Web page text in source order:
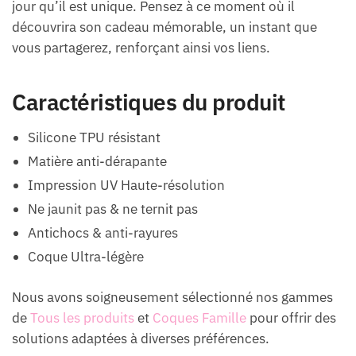
jour qu’il est unique. Pensez à ce moment où il
découvrira son cadeau mémorable, un instant que
vous partagerez, renforçant ainsi vos liens.
Caractéristiques du produit
Silicone TPU résistant
Matière anti-dérapante
Impression UV Haute-résolution
Ne jaunit pas & ne ternit pas
Antichocs & anti-rayures
Coque Ultra-légère
Nous avons soigneusement sélectionné nos gammes
deTous les produitset Coques Famille pour offrir des
solutions adaptées à diverses préférences.